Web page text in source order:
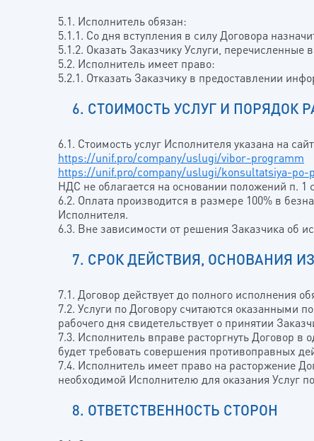
5.1. Исполнитель обязан:
5.1.1. Со дня вступления в силу Договора
5.1.2. Оказать Заказчику Услуги, перечисленные
5.2. Исполнитель имеет право:
5.2.1. Отказать Заказчику в предоставлении
6. СТОИМОСТЬ УСЛУГ И ПОРЯДОК
6.1. Стоимость услуг Исполнителя указана на
https://unif.pro/company/uslugi/vibor-programm
https://unif.pro/company/uslugi/konsultatsiya-po-
НДС не облагается на основании положений п. 1
6.2. Оплата производится в размере 100% в
Исполнителя.
6.3. Вне зависимости от решения Заказчика об
7. СРОК ДЕЙСТВИЯ, ОСНОВАНИЯ
7.1. Договор действует до полного исполнения
7.2. Услуги по Договору считаются оказанными
рабочего дня свидетельствует о принятии
7.3. Исполнитель вправе расторгнуть Договор
будет требовать совершения противоправных
7.4. Исполнитель имеет право на расторжение
необходимой Исполнителю для оказания Услуг
8. ОТВЕТСТВЕННОСТЬ СТОРОН